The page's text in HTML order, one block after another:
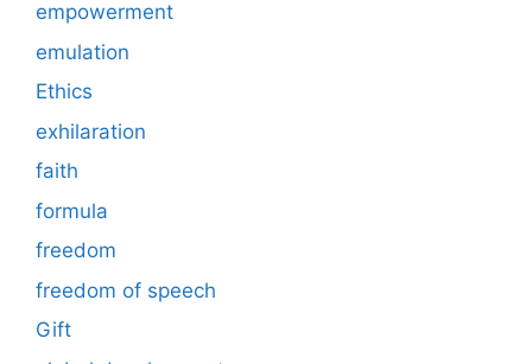
empowerment
emulation
Ethics
exhilaration
faith
formula
freedom
freedom of speech
Gift